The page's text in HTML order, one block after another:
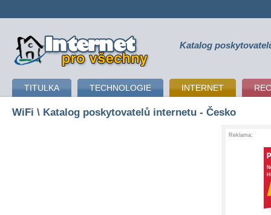
připojení k internetu Katalog
TITULKA TECHNOLOGIE INTERNET
WiFi \ Katalog poskytovatelů internetu - Česko
Reklama: